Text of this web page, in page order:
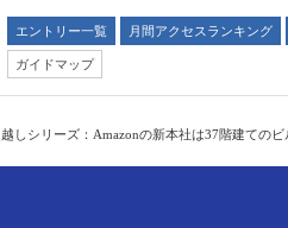
エントリー一覧 月間アクセスランキング
ガイドマップ
しシリーズ：Amazonの新本社は37階建てのビ